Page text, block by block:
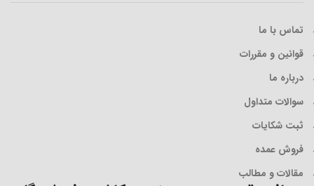
تماس با ما
قوانین و مقررات
درباره ما
سوالات متداول
ثبت شکایات
فروش عمده
مقالات و مطالب